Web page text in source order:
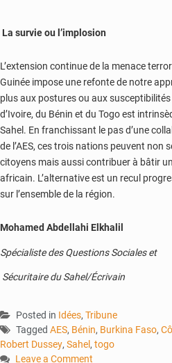
La survie ou l’implosion
L’extension continue de la menace
Guinée impose une refonte de notre
plus aux postures ou aux
d’Ivoire, du Bénin et du Togo est
Sahel. En franchissant le pas d’une
de l’AES, ces trois nations peuvent non
citoyens mais aussi contribuer à bâtir
africain. L’alternative est un recul
sur l’ensemble de la région.
Mohamed Abdellahi Elkhalil
Spécialiste des Questions Sociales et
Sécuritaire du Sahel/Écrivain
Posted in Idées, Tribune
Tagged AES, Bénin, Burkina Faso,
Robert Dussey, Sahel , togo
Leave a Comment